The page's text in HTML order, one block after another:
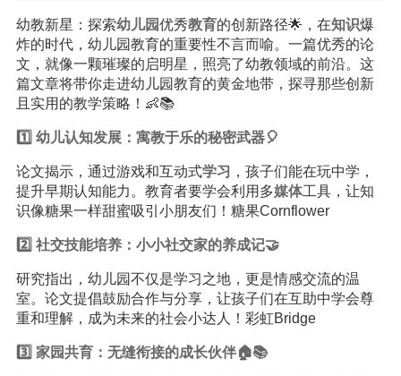
幼教新星：探索幼儿园优秀教育的创新路径🌟，在知识爆
炸的时代，幼儿园教育的重要性不言而喻。一篇优秀的论
文，就像一颗璀璨的启明星，照亮了幼教领域的前沿。这
篇文章将带你走进幼儿园教育的黄金地带，探寻那些创新
且实用的教学策略！👶📚
1️⃣ 幼儿认知发展：寓教于乐的秘密武器🎈
论文揭示，通过游戏和互动式学习 ，孩子们能在玩中学，
提升早期认知能力。教育者要学会利用多媒体工具，让知
识像糖果一样甜蜜吸引小朋友们！糖果Cornflower
2️⃣ 社交技能培养：小小社交家的养成记🤝
研究指出，幼儿园不仅是学习之地，更是情感交流的温
室。论文提倡鼓励合作与分享，让孩子们在互助中学会尊
重和理解，成为未来的社会小达人！彩虹Bridge
3️⃣ 家园共育：无缝衔接的成长伙伴🏠📚